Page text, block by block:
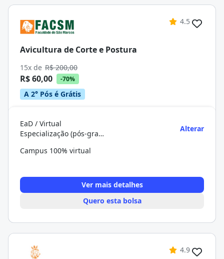
4.5
Avicultura de Corte e Postura
15x de R$ 200,00
R$ 60,00 -70%
A 2° Pós é Grátis
EaD / Virtual
Especialização (pós-graduação)
Alterar
Campus 100% virtual
Ver mais detalhes
Quero esta bolsa
4.9